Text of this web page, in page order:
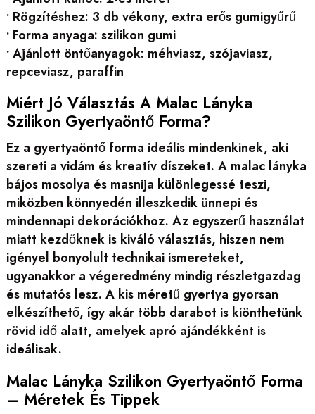
• Rögzítéshez: 3 db vékony, extra erős gumigyűrű
• Forma anyaga: szilikon gumi
• Ajánlott öntőanyagok: méhviasz, szójaviasz,
repceviasz, paraffin
Miért Jó Választás A Malac Lányka
Szilikon Gyertyaöntő Forma?
Ez a gyertyaöntő forma ideális mindenkinek, aki
szereti a vidám és kreatív díszeket. A malac lányka
bájos mosolya és masnija különlegessé teszi,
miközben könnyedén illeszkedik ünnepi és
mindennapi dekorációkhoz. Az egyszerű használat
miatt kezdőknek is kiváló választás, hiszen nem
igényel bonyolult technikai ismereteket,
ugyanakkor a végeredmény mindig részletgazdag
és mutatós lesz. A kis méretű gyertya gyorsan
elkészíthető, így akár több darabot is kiönthetünk
rövid idő alatt, amelyek apró ajándékként is
ideálisak.
Malac Lányka Szilikon Gyertyaöntő Forma
– Méretek És Tippek